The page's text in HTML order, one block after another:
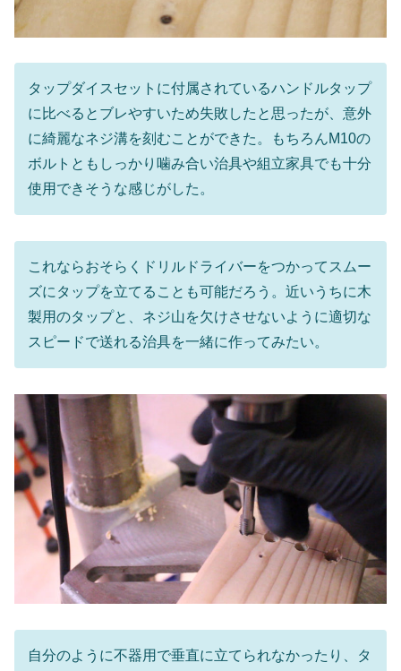
タップダイスセットに付属されているハンドルタップ
に比べるとブレやすいため失敗したと思ったが、意外
に綺麗なネジ溝を刻むことができた。もちろんM10の
ボルトともしっかり噛み合い治具や組立家具でも十分
使用できそうな感じがした。
これならおそらくドリルドライバーをつかってスムー
ズにタップを立てることも可能だろう。近いうちに木
製用のタップと、ネジ山を欠けさせないように適切な
スピードで送れる治具を一緒に作ってみたい。
自分のように不器用で垂直に立てられなかったり、タ